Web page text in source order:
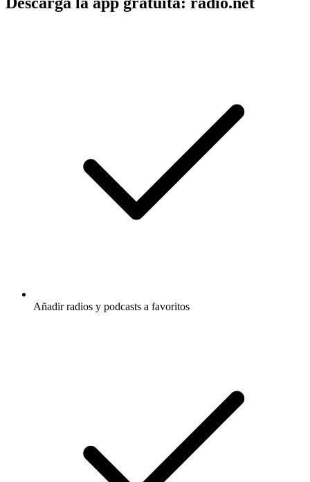
Añadir radios y podcasts a favoritos